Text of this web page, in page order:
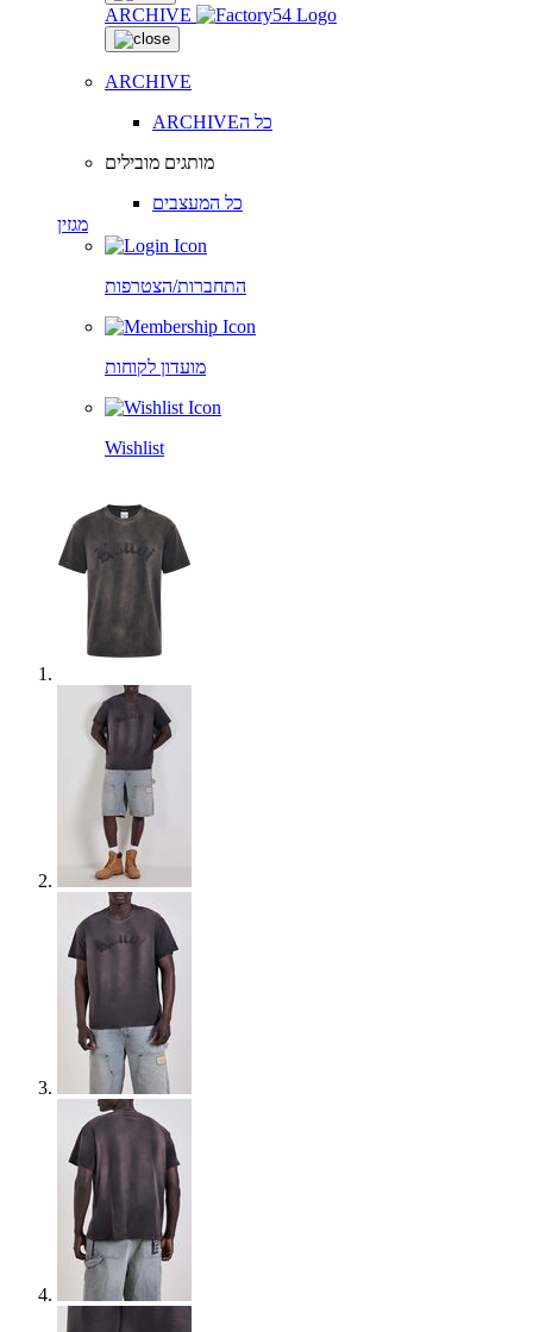
ARCHIVE
ARCHIVE
ARCHIVEכל ה
מותגים מובילים
כל המעצבים
מגזין
התחברות/הצטרפות
מועדון לקוחות
Wishlist